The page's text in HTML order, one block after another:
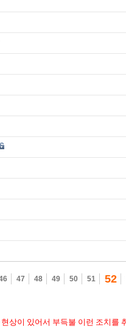
47 48 49 50 51 52
상이 있어서 부득불 이런 조치를